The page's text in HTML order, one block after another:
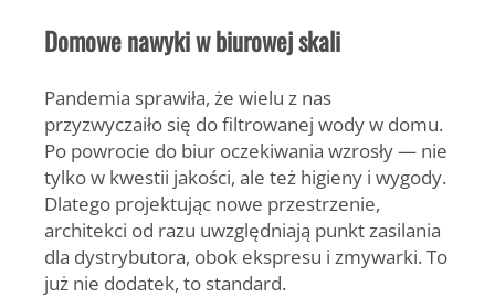
Domowe nawyki w biurowej skali
Pandemia sprawiła, że wielu z nas
przyzwyczaiło się do filtrowanej wody w domu.
Po powrocie do biur oczekiwania wzrosły — nie
tylko w kwestii jakości, ale też higieny i wygody.
Dlatego projektując nowe przestrzenie,
architekci od razu uwzględniają punkt zasilania
dla dystrybutora, obok ekspresu i zmywarki. To
już nie dodatek, to standard.